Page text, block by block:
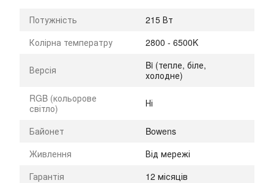
Потужність
215 Вт
Колірна температру
2800 - 6500K
Версія
Bi (тепле, біле,
холодне)
RGB (кольорове
світло)
Ні
Байонет
Bowens
Живлення
Від мережі
Гарантія
12 місяців